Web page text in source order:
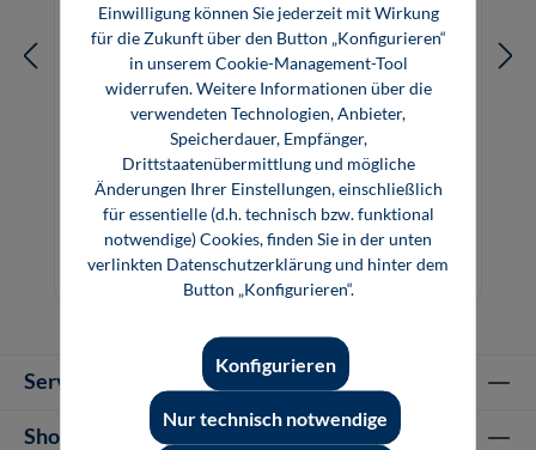
Bauchemie (E-Book)
4,80 €*
Service-Hotline
Shop Informationen
Einwilligung können Sie jederzeit mit Wirkung
für die Zukunft über den Button „Konfigurieren“
in unserem Cookie-Management-Tool
widerrufen. Weitere Informationen über die
verwendeten Technologien, Anbieter,
Speicherdauer, Empfänger,
Drittstaatenübermittlung und mögliche
Änderungen Ihrer Einstellungen, einschließlich
für essentielle (d.h. technisch bzw. funktional
notwendige) Cookies, finden Sie in der unten
verlinkten Datenschutzerklärung und hinter dem
Button „Konfigurieren“.
Nur technisch notwendige
Konfigurieren